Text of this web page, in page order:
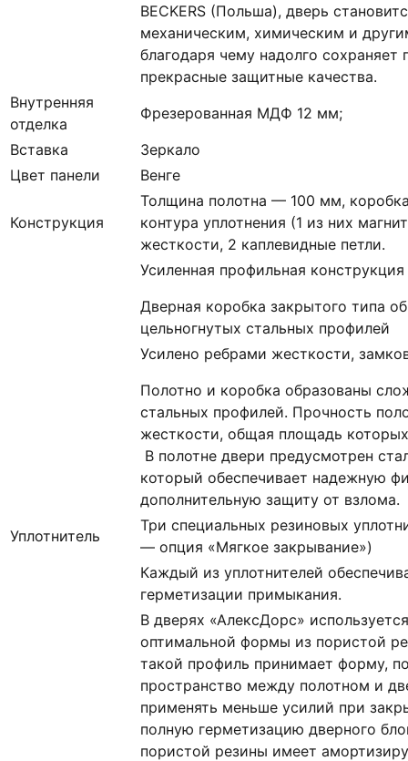
BECKERS (Польша), дверь
механическим, химическим и
благодаря чему надолго сохраняет
прекрасные защитные качества.
Внутренняя
отделка
Фрезерованная МДФ 12 мм;
Вставка
Зеркало
Цвет панели
Венге
Конструкция
Толщина полотна — 100 мм,
контура уплотнения (1 из них
жесткости, 2 каплевидные петли.
Усиленная профильная конструкция
Дверная коробка закрытого типа
цельногнутых стальных профилей
Усилено ребрами жесткости,
Полотно и коробка образованы
стальных профилей. Прочность
жесткости, общая площадь
В полотне двери предусмотрен
который обеспечивает надежную
дополнительную защиту от взлома.
Уплотнитель
Три специальных резиновых
— опция «Мягкое закрывание»)
Каждый из уплотнителей
герметизации примыкания.
В дверях «АлексДорс»
оптимальной формы из пористой
такой профиль принимает форму,
пространство между полотном и
применять меньше усилий при
полную герметизацию дверного
пористой резины имеет